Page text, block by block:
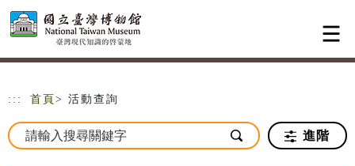
跳到主要內容
網站導覽
::: 首頁 > 活動查詢
進階